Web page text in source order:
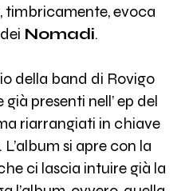
timbricamente, evoca
Nomadi.
della band di Rovigo
presenti nell’ ep del
ma riarrangiati in chiave
si apre con la
ci lascia intuire già la